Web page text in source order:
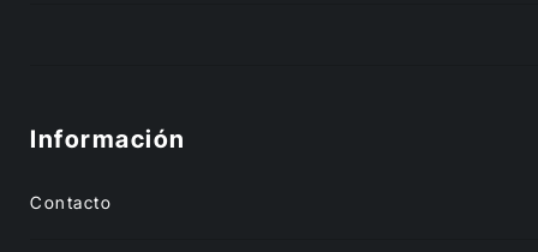
Información
Contacto